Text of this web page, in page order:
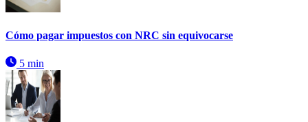
Cómo pagar impuestos con NRC sin equivocarse
5 min